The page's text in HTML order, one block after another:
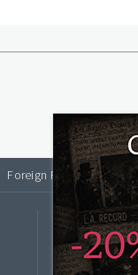
Foreign Rights |
46018, м.